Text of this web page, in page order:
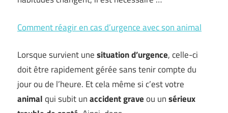
Comment réagir en cas d’urgence avec son animal
Lorsque survient unesituation d’urgence, celle-ci
doit être rapidement gérée sans tenir compte du
jour ou de l’heure. Et cela même si c’est votre
animalqui subit unaccident graveou unsérieux